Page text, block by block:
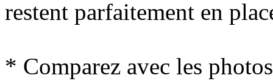
restent parfaitement en
* Comparez avec les